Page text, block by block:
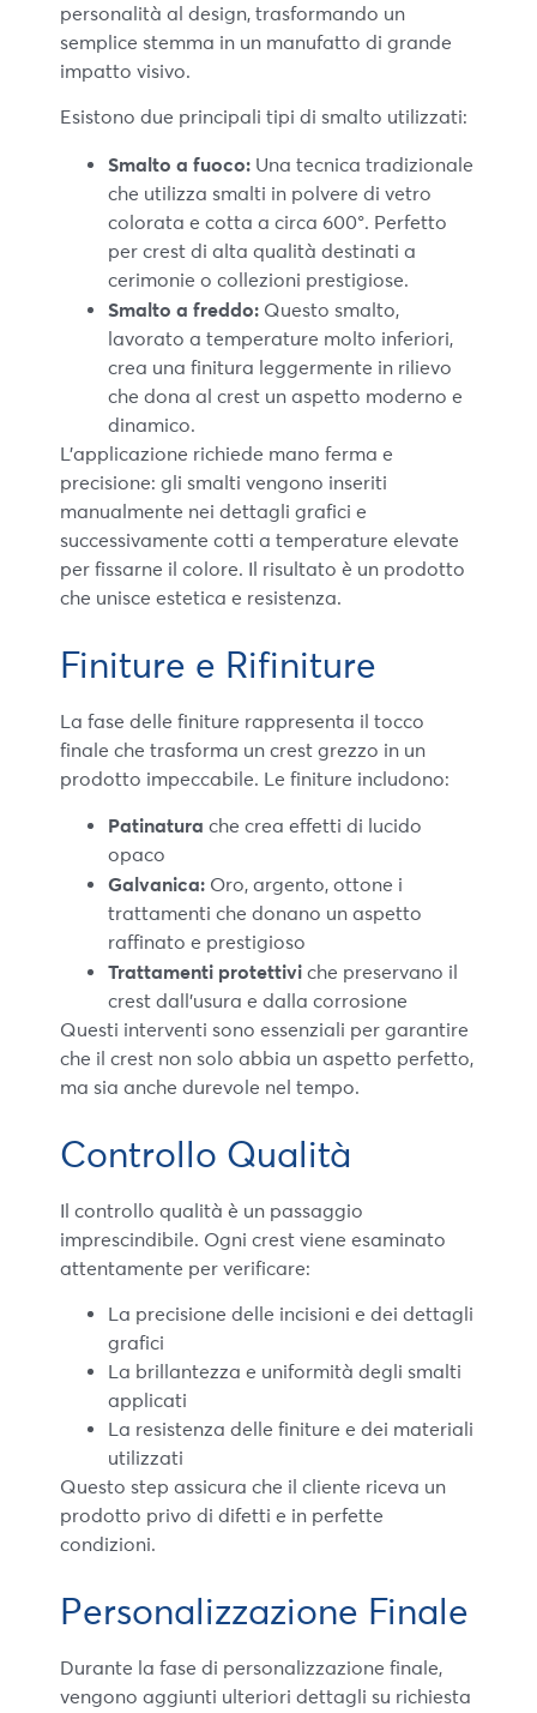
personalità al design, trasformando un
semplice stemma in un manufatto di grande
impatto visivo.
Esistono due principali tipi di smalto utilizzati:
Smalto a fuoco: Una tecnica tradizionale
che utilizza smalti in polvere di vetro
colorata e cotta a circa 600°. Perfetto
per crest di alta qualità destinati a
cerimonie o collezioni prestigiose.
Smalto a freddo: Questo smalto,
lavorato a temperature molto inferiori,
crea una finitura leggermente in rilievo
che dona al crest un aspetto moderno e
dinamico.
L’applicazione richiede mano ferma e
precisione: gli smalti vengono inseriti
manualmente nei dettagli grafici e
successivamente cotti a temperature elevate
per fissarne il colore. Il risultato è un prodotto
che unisce estetica e resistenza.
Finiture e Rifiniture
La fase delle finiture rappresenta il tocco
finale che trasforma un crest grezzo in un
prodotto impeccabile. Le finiture includono:
Patinatura che crea effetti di lucido
opaco
Galvanica: Oro, argento, ottone i
trattamenti che donano un aspetto
raffinato e prestigioso
Trattamenti protettivi che preservano il
crest dall’usura e dalla corrosione
Questi interventi sono essenziali per garantire
che il crest non solo abbia un aspetto perfetto,
ma sia anche durevole nel tempo.
Controllo Qualità
Il controllo qualità è un passaggio
imprescindibile. Ogni crest viene esaminato
attentamente per verificare:
La precisione delle incisioni e dei dettagli
grafici
La brillantezza e uniformità degli smalti
applicati
La resistenza delle finiture e dei materiali
utilizzati
Questo step assicura che il cliente riceva un
prodotto privo di difetti e in perfette
condizioni.
Personalizzazione Finale
Durante la fase di personalizzazione finale,
vengono aggiunti ulteriori dettagli su richiesta